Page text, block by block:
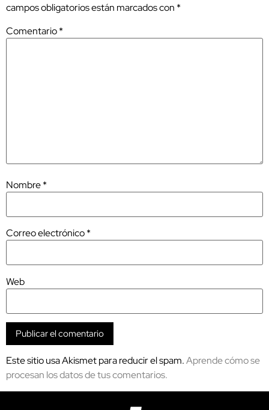
campos obligatorios están marcados con *
Comentario*
Nombre*
Correo electrónico*
Web
Este sitio usa Akismet para reducir el spam.Aprende cómo se
procesan los datos de tus comentarios.